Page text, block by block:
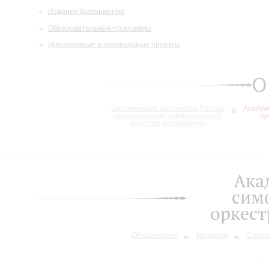
Издания филармонии
Образовательные программы
Инклюзивные и специальные проекты
Об оркестре История